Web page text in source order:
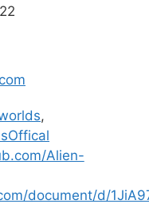
,
Alien-
document/d/